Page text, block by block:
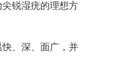
锐湿疣的理想方
、深、面广，并